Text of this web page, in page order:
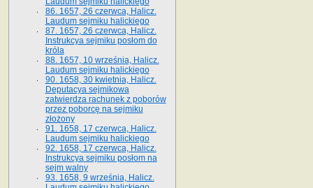
86. 1657, 26 czerwca, Halicz.
Laudum sejmiku halickiego
87. 1657, 26 czerwca, Halicz.
Instrukcya sejmiku posłom do
króla
88. 1657, 10 września, Halicz.
Laudum sejmiku halickiego
90. 1658, 30 kwietnia, Halicz.
Deputacya sejmikowa
zatwierdza rachunek z poborów
przez poborcę na sejmiku
złożony
91. 1658, 17 czerwca, Halicz.
Laudum sejmiku halickiego
92. 1658, 17 czerwca, Halicz.
Instrukcya sejmiku posłom na
sejm walny
93. 1658, 9 września, Halicz.